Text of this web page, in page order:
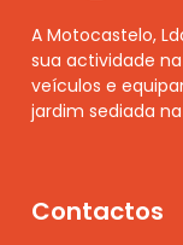
A Motocastelo,
sua actividade
veículos e
jardim sediada
Contactos